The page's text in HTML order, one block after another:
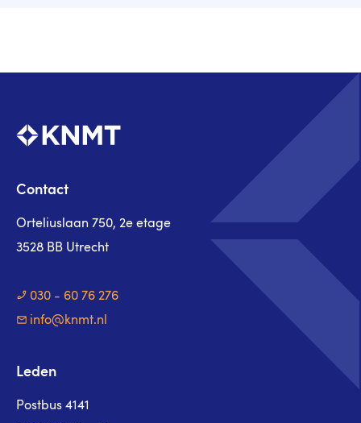
Contact
Orteliuslaan 750, 2e etage
3528 BB Utrecht
030 - 60 76 276
info@knmt.nl
Leden
Postbus 4141